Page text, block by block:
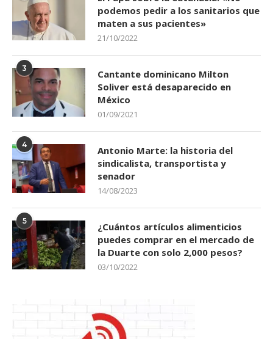
maten a sus pacientes»
21/10/2022
3
Soliver está desaparecido en
México
01/09/2021
4
sindicalista, transportista y
senador
14/08/2023
5
puedes comprar en el mercado de
la Duarte con solo 2,000 pesos?
03/10/2022